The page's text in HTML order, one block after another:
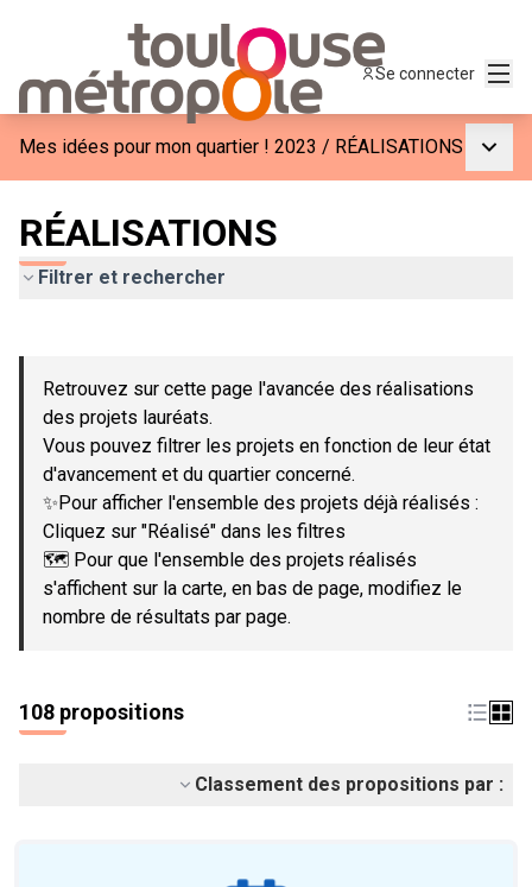
Se connecter
Mes idées pour mon quartier ! 2023 / RÉALISATIONS
RÉALISATIONS
Filtrer et rechercher
−
Retrouvez sur cette page l'avancée des réalisations
des projets lauréats.
Vous pouvez filtrer les projets en fonction de leur état
d'avancement et du quartier concerné.
✨Pour afficher l'ensemble des projets déjà réalisés :
Cliquez sur "Réalisé" dans les filtres
🗺️ Pour que l'ensemble des projets réalisés
s'affichent sur la carte, en bas de page, modifiez le
nombre de résultats par page.
108 propositions
Classement des propositions par :